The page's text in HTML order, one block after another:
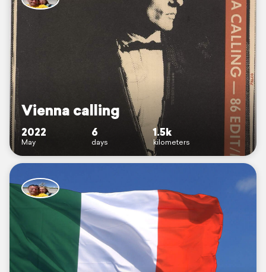
Vienna calling
2022
May
6
days
1.5k
kilometers